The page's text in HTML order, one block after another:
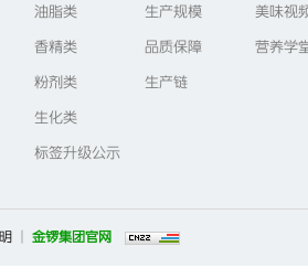
油脂类
香精类
粉剂类
生化类
标签升级公示
生产规模
品质保障
生产链
美味视
营养学
| 金锣集团官网